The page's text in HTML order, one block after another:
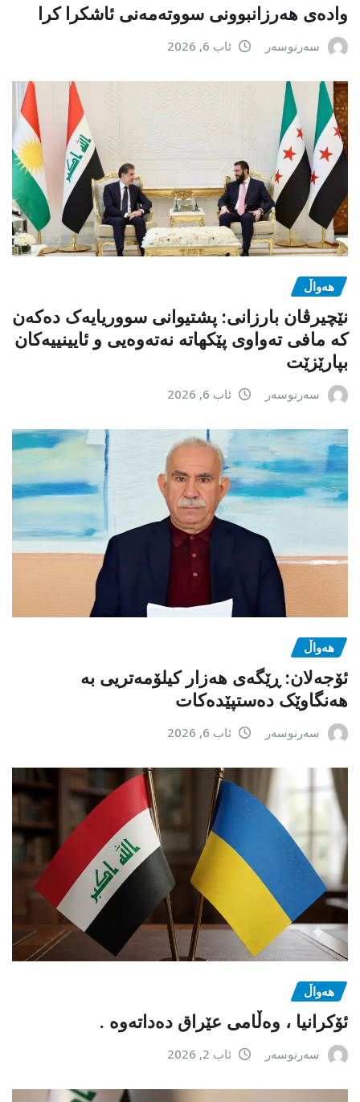
وادەی هەرزانبوونی سووتەمەنی ئاشکرا کرا
سەرنوسەر ئاب 6, 2026
هەواڵ
نێچیرڤان بارزانی: پشتیوانی سووریایەک دەکەن
کە مافی تەواوی پێکهاتە نەتەوەیی و ئایینییەکان
بپارێزێت
سەرنوسەر ئاب 6, 2026
هەواڵ
ئۆجەلان: ڕێگەی هەزار کیلۆمەتریی بە
هەنگاوێک دەستپێدەکات
سەرنوسەر ئاب 6, 2026
هەواڵ
ئۆکرانیا ، وەڵامی عێراق دەداتەوە .
سەرنوسەر ئاب 2, 2026